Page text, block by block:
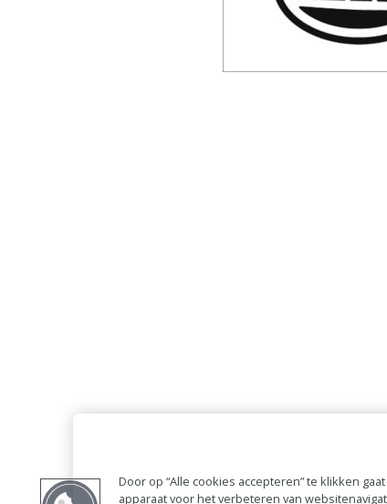
Door op “Alle cookies accepteren” te klikken
apparaat voor het verbeteren van